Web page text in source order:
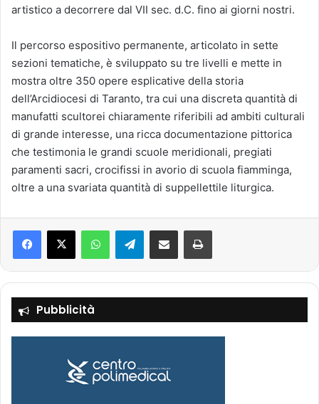
artistico a decorrere dal VII sec. d.C. fino ai giorni nostri.
Il percorso espositivo permanente, articolato in sette
sezioni tematiche, è sviluppato su tre livelli e mette in
mostra oltre 350 opere esplicative della storia
dell’Arcidiocesi di Taranto, tra cui una discreta quantità di
manufatti scultorei chiaramente riferibili ad ambiti culturali
di grande interesse, una ricca documentazione pittorica
che testimonia le grandi scuole meridionali, pregiati
paramenti sacri, crocifissi in avorio di scuola fiamminga,
oltre a una svariata quantità di suppellettile liturgica.
Telegram
Pubblicità